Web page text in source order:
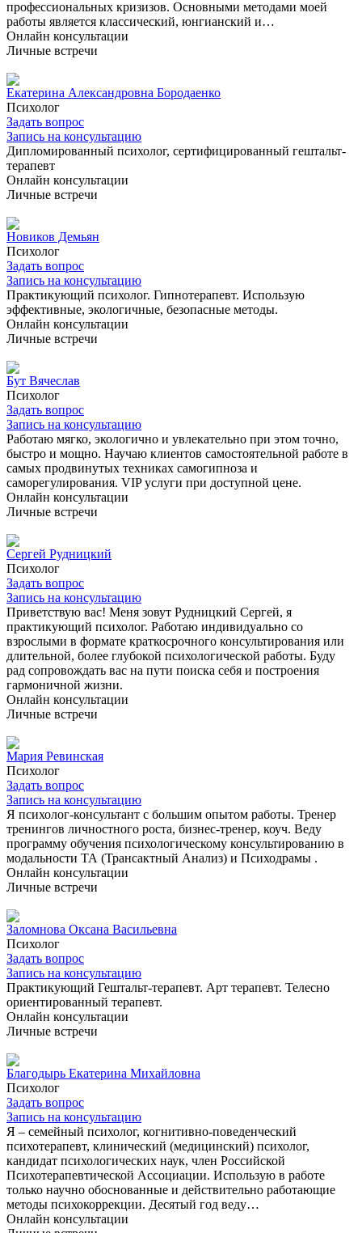
профессиональных кризизов. Основными методами моей
работы является классический, юнгианский и…
Онлайн консультации
Личные встречи
Екатерина Александровна Бородаенко
Психолог
Задать вопрос
Запись на консультацию
Дипломированный психолог, сертифицированный гештальт-
терапевт
Онлайн консультации
Личные встречи
Новиков Демьян
Психолог
Задать вопрос
Запись на консультацию
Практикующий психолог. Гипнотерапевт. Использую
эффективные, экологичные, безопасные методы.
Онлайн консультации
Личные встречи
Бут Вячеслав
Психолог
Задать вопрос
Запись на консультацию
Работаю мягко, экологично и увлекательно при этом точно,
быстро и мощно. Научаю клиентов самостоятельной работе в
самых продвинутых техниках самогипноза и
саморегулирования. VIP услуги при доступной цене.
Онлайн консультации
Личные встречи
Сергей Рудницкий
Психолог
Задать вопрос
Запись на консультацию
Приветствую вас! Меня зовут Рудницкий Сергей, я
практикующий психолог. Работаю индивидуально со
взрослыми в формате краткосрочного консультирования или
длительной, более глубокой психологической работы. Буду
рад сопровождать вас на пути поиска себя и построения
гармоничной жизни.
Онлайн консультации
Личные встречи
Мария Ревинская
Психолог
Задать вопрос
Запись на консультацию
Я психолог-консультант с большим опытом работы. Тренер
тренингов личностного роста, бизнес-тренер, коуч. Веду
программу обучения психологическому консультированию в
модальности ТА (Трансактный Анализ) и Психодрамы .
Онлайн консультации
Личные встречи
Заломнова Оксана Васильевна
Психолог
Задать вопрос
Запись на консультацию
Практикующий Гештальт-терапевт. Арт терапевт. Телесно
ориентированный терапевт.
Онлайн консультации
Личные встречи
Благодырь Екатерина Михайловна
Психолог
Задать вопрос
Запись на консультацию
Я – семейный психолог, когнитивно-поведенческий
психотерапевт, клинический (медицинский) психолог,
кандидат психологических наук, член Российской
Психотерапевтической Ассоциации. Использую в работе
только научно обоснованные и действительно работающие
методы психокоррекции. Десятый год веду…
Онлайн консультации